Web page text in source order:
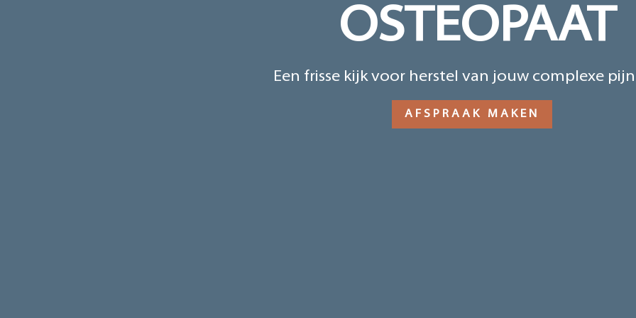
OSTEOPAAT
Een frisse kijk voor herstel van jouw complexe
AFSPRAAK MAKEN